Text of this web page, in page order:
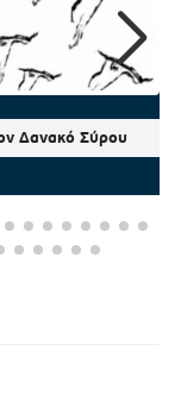
Δανακό Σύρου